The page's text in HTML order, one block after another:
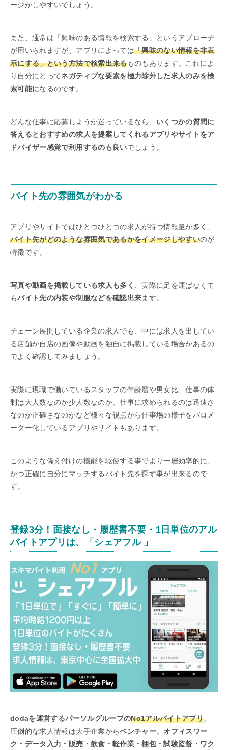
ージがしやすいでしょう。
また、通常は「興味のある情報を検索する」というアプローチ
が用いられますが、アプリによっては「興味のない情報を非表
示にする」という方法で検索出来るものもあります。これによ
り自分にとってネガティブな要素を極力除外した求人のみを検
索可能になるのです。
どんな仕事に応募しようか迷っているなら、 いくつかの質問に
答えるとおすすめの求人を提案してくれるアプリやサイトをア
ドバイザー感覚で利用するのも良いでしょう。
バイト先の雰囲気がわかる
アプリやサイトではひとつひとつの求人が持つ情報量が多く、
バイト先がどのような雰囲気であるかをイメージしやすいのが
特徴です。
写真や動画を掲載している求人も多く 、実際に足を運ばなくて
もバイト先の内装や制服などを確認出来ます。
チェーン展開している企業の求人でも、中には求人を出してい
る店舗が自店の画像や動画を独自に掲載している場合があるの
でよく確認してみましょう。
実際に現職で働いているスタッフの年齢層や男女比、仕事の体
制は大人数なのか少人数なのか、仕事に求められるのは迅速さ
なのか正確さなのかなど様々な視点から仕事場の様子をバロメ
ーター化しているアプリやサイトもあります。
このような備え付けの機能を駆使する事でより一層効率的に、
かつ正確に自分にマッチするバイト先を探す事が出来るので
す。
登録3分！面接なし・履歴書不要・1日単位のアル
バイトアプリは、「シェアフル 」
dodaを運営するパーソルグループのNo1アルバイトアプリ
圧倒的な求人情報は大手企業からベンチャー、オフィスワー
ク・データ入力・販売・飲食・軽作業・梱包・試験監督・ワク